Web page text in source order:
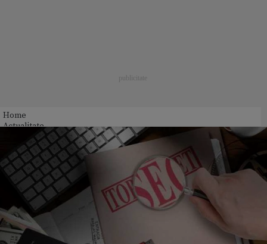
Home
Actualitate